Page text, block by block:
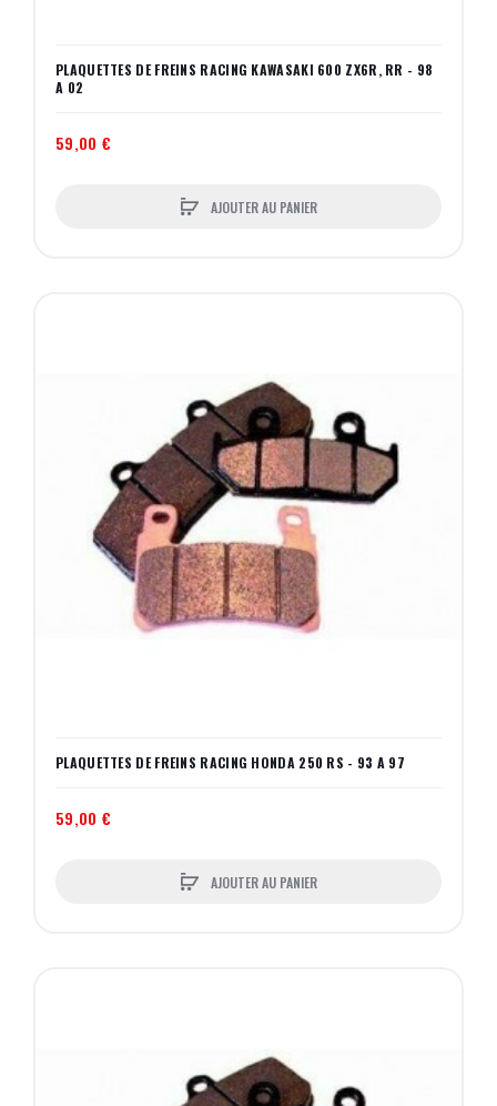
PLAQUETTES DE FREINS RACING KAWASAKI 600 ZX6R, RR - 98
A 02
59,00 €
AJOUTER AU PANIER
PLAQUETTES DE FREINS RACING HONDA 250 RS - 93 A 97
59,00 €
AJOUTER AU PANIER